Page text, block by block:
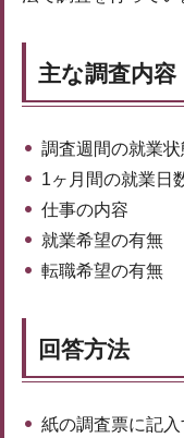
主な調査内容
調査週間の就業状
1ヶ月間の就業日
仕事の内容
就業希望の有無
転職希望の有無
回答方法
紙の調査票に記